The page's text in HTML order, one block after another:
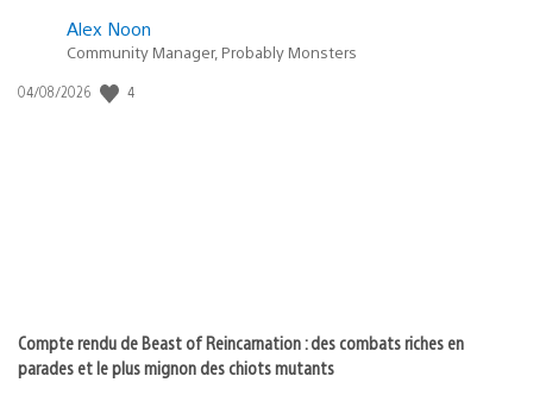
Alex Noon
Community Manager, Probably Monsters
Date
04/08/2026 4
Compte rendu de Beast of Reincarnation : des combats riches en
parades et le plus mignon des chiots mutants